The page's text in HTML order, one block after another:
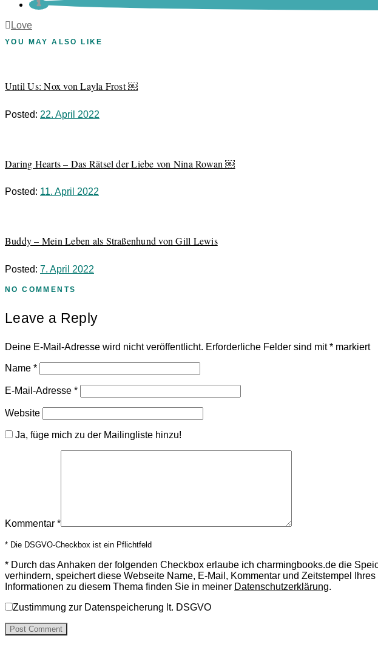
Love
YOU MAY ALSO LIKE
Until Us: Nox von Layla Frost ￼
Posted: 22. April 2022
Daring Hearts – Das Rätsel der Liebe von Nina Rowan ￼
Posted: 11. April 2022
Buddy – Mein Leben als Straßenhund von Gill Lewis
Posted: 7. April 2022
NO COMMENTS
Leave a Reply
Deine E-Mail-Adresse wird nicht veröffentlicht. Erforderliche Felder sind mit* markiert
Name *
E-Mail-Adresse *
Website
Ja, füge mich zu der Mailingliste hinzu!
Kommentar *
* Die DSGVO-Checkbox ist ein Pflichtfeld
* Durch das Anhaken der folgenden Checkbox erlaube ich charmingbooks.de die
verhindern, speichert diese Webseite Name, E-Mail, Kommentar und Zeitstempel Ihres
Informationen zu diesem Thema finden Sie in meiner Datenschutzerklärung.
Zustimmung zur Datenspeicherung lt. DSGVO